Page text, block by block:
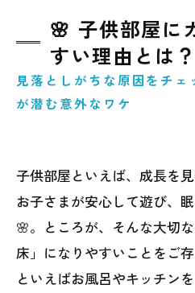
🌸 子供部屋に
すい理由とは？
見落としがちな原因をチ
が潜む意外なワケ
子供部屋といえば、成長を
お子さまが安心して遊び、
🌸。ところが、そんな大切
床」になりやすいことをご
といえばお風呂やキッチン